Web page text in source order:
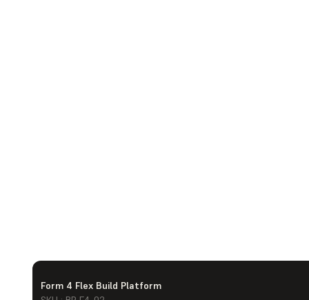
Form 4 Flex Build Platform